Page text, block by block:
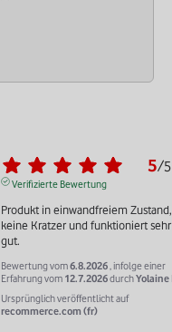
5/5
Verifizierte Bewertung
Produkt in einwandfreiem Zustand,
keine Kratzer und funktioniert sehr
gut.
Bewertung vom6.8.2026 , infolge einer
Erfahrung vom 12.7.2026durchYolaine
Ursprünglich veröffentlicht auf
recommerce.com (fr)